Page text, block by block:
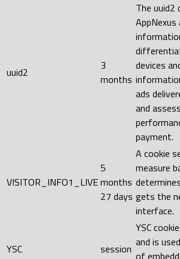
uuid2
3
months
The uuid2
AppNexus
devices
ads
and
payment.
VISITOR_INFO1_LIVE
5
months
27 days
A cookie
measure
gets the
interface.
YSC session
YSC
and is
of